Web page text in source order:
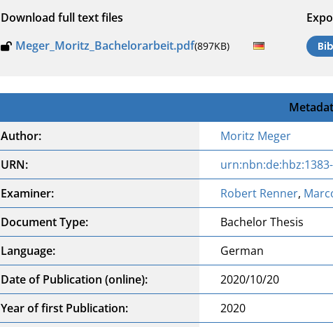
Download full text files
Meger_Moritz_Bachelorarbeit.pdf(897KB)
Author:
Moritz Meger
URN:
Examiner:
Robert Renner,
Document Type:
Bachelor Thesis
Language:
German
Date of Publication (online):
2020/10/20
Year of first Publication:
2020